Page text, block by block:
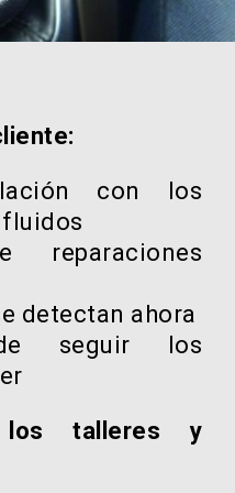
con los
fluidos
reparaciones
detectan ahora
seguir los
los talleres y